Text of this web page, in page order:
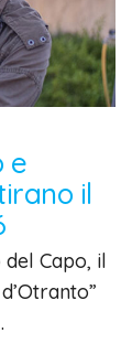
e
il
Capo, il